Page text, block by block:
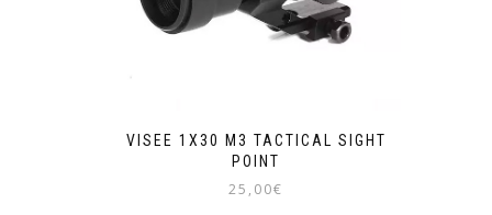
VISEE 1X30 M3 TACTICAL SIGHT
POINT
25,00€